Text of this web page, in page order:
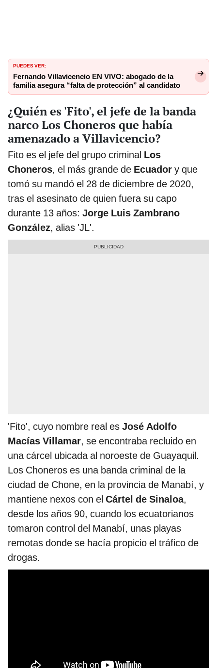
PUEDES VER:
Fernando Villavicencio EN VIVO: abogado de la
familia asegura “falta de protección” al candidato
¿Quién es 'Fito', el jefe de la banda
narco Los Choneros que había
amenazado a Villavicencio?
Fito es el jefe del grupo criminal Los
Choneros, el más grande de Ecuador y que
tomó su mandó el 28 de diciembre de 2020,
tras el asesinato de quien fuera su capo
durante 13 años: Jorge Luis Zambrano
González, alias 'JL'.
'Fito', cuyo nombre real es José Adolfo
Macías Villamar, se encontraba recluido en
una cárcel ubicada al noroeste de Guayaquil.
Los Choneros es una banda criminal de la
ciudad de Chone, en la provincia de Manabí, y
mantiene nexos con el Cártel de Sinaloa,
desde los años 90, cuando los ecuatorianos
tomaron control del Manabí, unas playas
remotas donde se hacía propicio el tráfico de
drogas.